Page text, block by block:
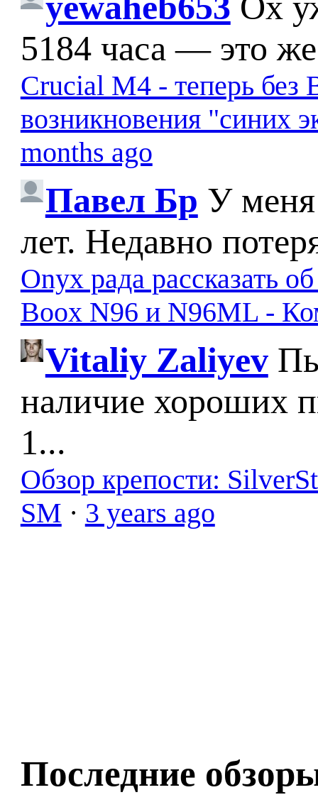
5184 часа — это
Crucial M4 - теперь без
возникновения "синих
months ago
Павел Бр У меня
лет. Недавно
Onyx рада рассказать
Boox N96 и N96ML -
Vitaliy Zaliyev
наличие хороших
1...
Обзор крепости:
SM · 3 years ago
Последние